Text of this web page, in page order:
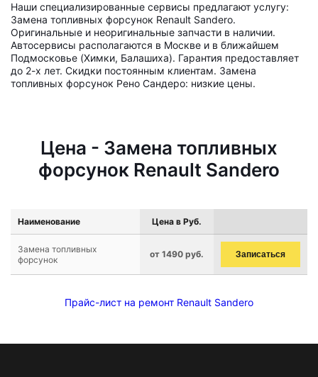
Наши специализированные сервисы предлагают услугу:
Замена топливных форсунок Renault Sandero.
Оригинальные и неоригинальные запчасти в наличии.
Автосервисы располагаются в Москве и в ближайшем
Подмосковье (Химки, Балашиха). Гарантия предоставляет
до 2-х лет. Скидки постоянным клиентам. Замена
топливных форсунок Рено Сандеро: низкие цены.
Цена - Замена топливных
форсунок Renault Sandero
Наименование Цена в Руб.
Замена топливных
форсунок
от 1490 руб. Записаться
Прайс-лист на ремонт Renault Sandero